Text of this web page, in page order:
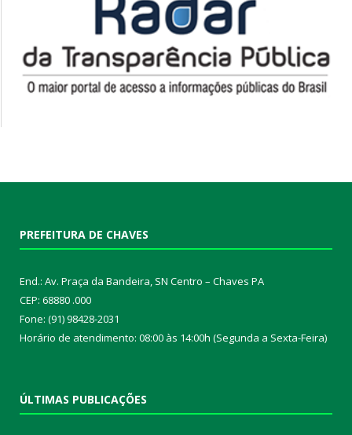
PREFEITURA DE CHAVES
End.: Av. Praça da Bandeira, SN Centro – Chaves PA
CEP: 68880 .000
Fone: (91) 98428-2031
Horário de atendimento: 08:00 às 14:00h (Segunda a Sexta-Feira)
ÚLTIMAS PUBLICAÇÕES